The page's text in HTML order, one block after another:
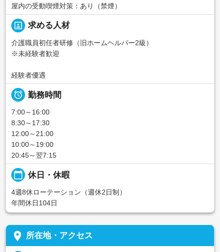
屋内の受動喫煙対策：あり（禁煙）
portrait 求める人材
介護職員初任者研修（旧ホームヘルパー2級）
※未経験者歓迎
経験者優遇
 勤務時間
7:00～16:00
8:30～17:30
12:00～21:00
10:00～19:00
20:45～翌7:15
calendar_today 休日・休暇
4週8休ローテーション（週休2日制）
年間休日104日
place 所在地・アクセス